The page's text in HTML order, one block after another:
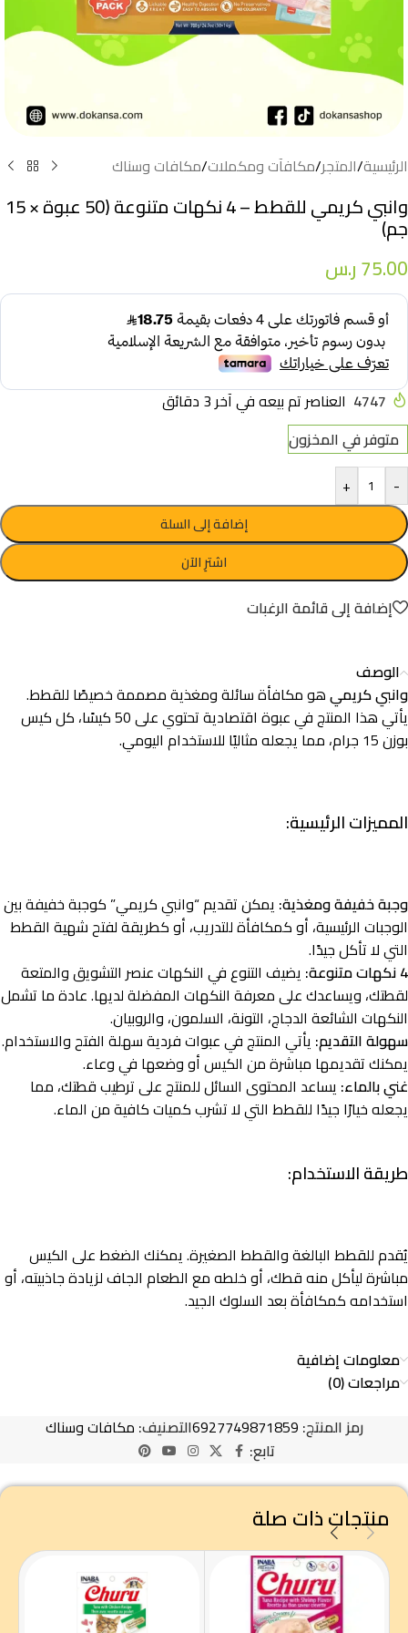
الرئيسية/المتجر/مكافآت ومكملات/مكافات وسناك
وانبي كريمي للقطط – 4 نكهات متنوعة (50 عبوة × 15
جم)
75.00ر.س
4747 العناصر تم بيعه في آخر 3 دقائق
متوفر في المخزون
-
+
إضافة إلى السلة
اشترِ الآن
إضافة إلى قائمة الرغبات
الوصف
وانبي كريميهو مكافأة سائلة ومغذية مصممة خصيصًا للقطط.
يأتي هذا المنتج في عبوة اقتصادية تحتوي على 50 كيسًا، كل كيس
بوزن 15 جرام، مما يجعله مثاليًا للاستخدام اليومي.
المميزات الرئيسية:
وجبة خفيفة ومغذية: يمكن تقديم “وانبي كريمي” كوجبة خفيفة بين
الوجبات الرئيسية، أو كمكافأة للتدريب، أو كطريقة لفتح شهية القطط
التي لا تأكل جيدًا.
4 نكهات متنوعة:
يضيف التنوع في النكهات عنصر التشويق والمتعة
لقطتك، ويساعدك على معرفة النكهات المفضلة لديها. عادة ما تشمل
النكهات الشائعة الدجاج، التونة، السلمون، والروبيان.
سهولة التقديم: يأتي المنتج في عبوات فردية سهلة الفتح والاستخدام.
يمكنك تقديمها مباشرة من الكيس أو وضعها في وعاء.
غني بالماء: يساعد المحتوى السائل للمنتج على ترطيب قطتك، مما
يجعله خيارًا جيدًا للقطط التي لا تشرب كميات كافية من الماء.
طريقة الاستخدام:
يُقدم للقطط البالغة والقطط الصغيرة. يمكنك الضغط على الكيس
مباشرة ليأكل منه قطك، أو خلطه مع الطعام الجاف لزيادة جاذبيته، أو
استخدامه كمكافأة بعد السلوك الجيد.
معلومات إضافية
مراجعات (0)
رمز المنتج: 6927749871859التصنيف: مكافات وسناك
تابع:
منتجات ذات صلة